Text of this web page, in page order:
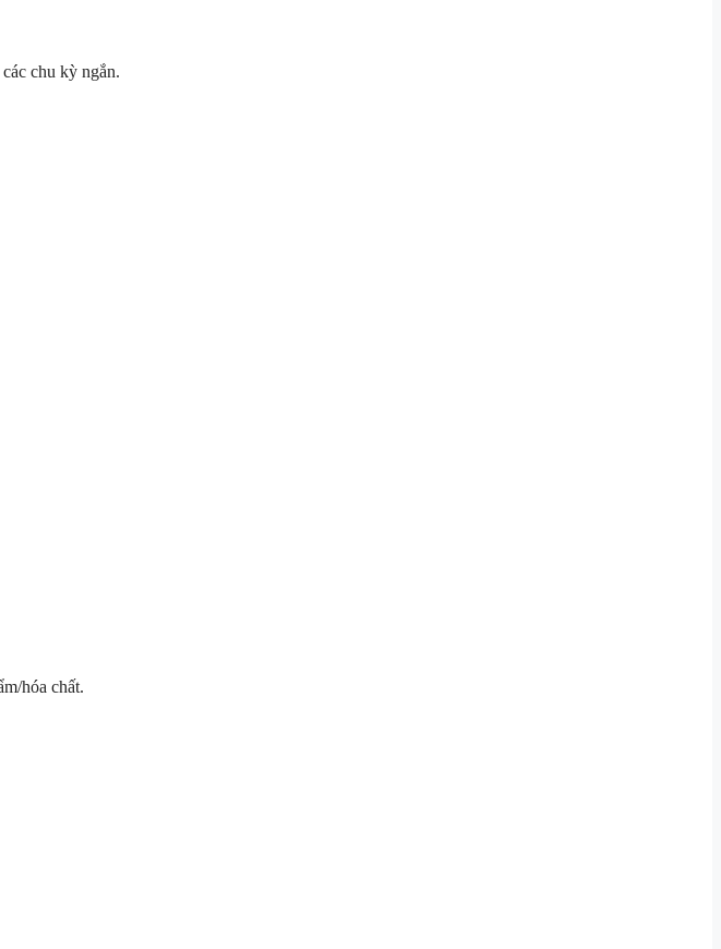
chu kỳ ngắn.
hóa chất.